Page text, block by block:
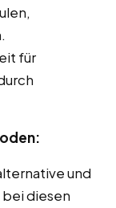
für
und
diesen